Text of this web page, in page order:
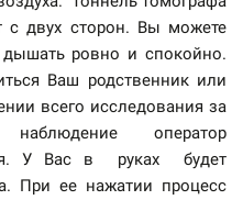
с двух сторон. Вы можете
дышать ровно и спокойно.
Ваш родственник или
всего исследования за
оператор
У Вас в руках будет
При ее нажатии процесс